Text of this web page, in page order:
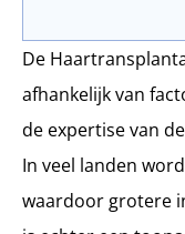
De
afhankelijk van
de expertise van
In veel landen
waardoor grotere